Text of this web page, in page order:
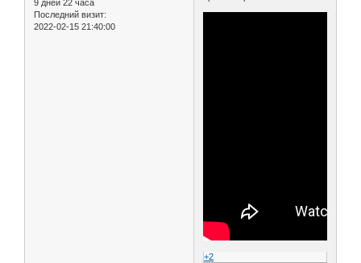
9 дней 22 часа
Последний визит:
2022-02-15 21:40:00
+2